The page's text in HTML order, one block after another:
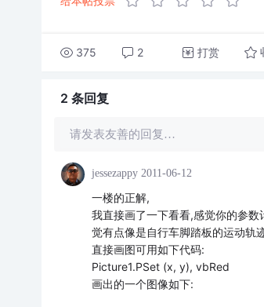
375 2 打赏
2 条回复
请发表友善的回复…
jessezappy 2011-06-12
一楼的正解,
我直接画了一下看看,感觉你的参
觉有点像是自行车脚踏板的运动轨
直接画图可用如下代码:
Picture1.PSet (x, y), vbRed
画出的一个图像如下: